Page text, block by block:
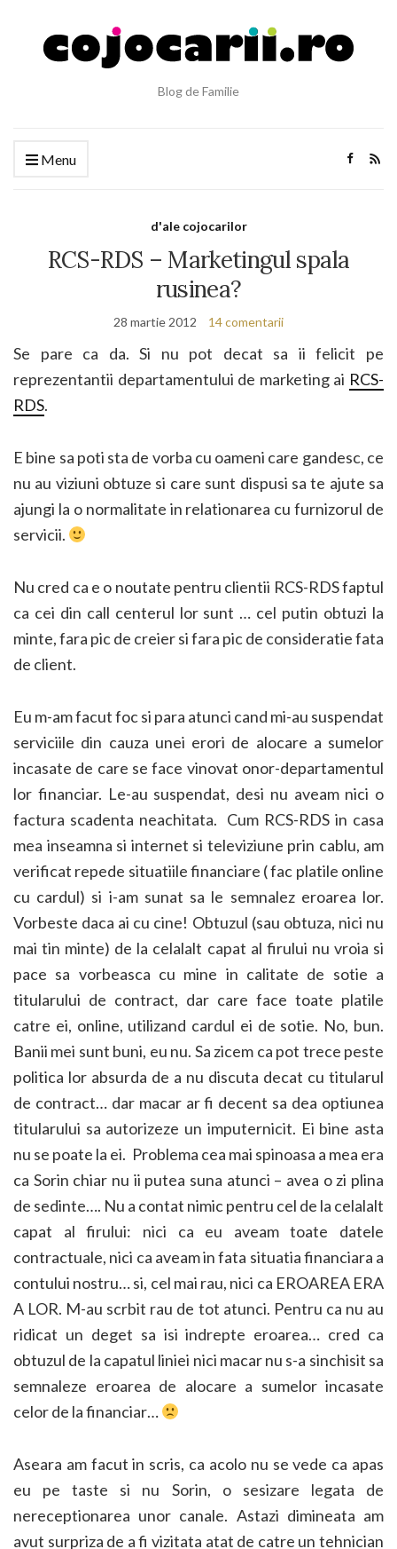
Blog de Familie
Menu
d'ale cojocarilor
RCS-RDS – Marketingul spala
rusinea?
28 martie 2012 14 comentarii
Se pare ca da. Si nu pot decat sa ii felicit pe
reprezentantii departamentului de marketing ai RCS-
RDS.
E bine sa poti sta de vorba cu oameni care gandesc, ce
nu au viziuni obtuze si care sunt dispusi sa te ajute sa
ajungi la o normalitate in relationarea cu furnizorul de
servicii.
Nu cred ca e o noutate pentru clientii RCS-RDS faptul
ca cei din call centerul lor sunt … cel putin obtuzi la
minte, fara pic de creier si fara pic de consideratie fata
de client.
Eu m-am facut foc si para atunci cand mi-au suspendat
serviciile din cauza unei erori de alocare a sumelor
incasate de care se face vinovat onor-departamentul
lor financiar. Le-au suspendat, desi nu aveam nici o
factura scadenta neachitata. Cum RCS-RDS in casa
mea inseamna si internet si televiziune prin cablu, am
verificat repede situatiile financiare ( fac platile online
cu cardul) si i-am sunat sa le semnalez eroarea lor.
Vorbeste daca ai cu cine! Obtuzul (sau obtuza, nici nu
mai tin minte) de la celalalt capat al firului nu vroia si
pace sa vorbeasca cu mine in calitate de sotie a
titularului de contract, dar care face toate platile
catre ei, online, utilizand cardul ei de sotie. No, bun.
Banii mei sunt buni, eu nu. Sa zicem ca pot trece peste
politica lor absurda de a nu discuta decat cu titularul
de contract… dar macar ar fi decent sa dea optiunea
titularului sa autorizeze un imputernicit. Ei bine asta
nu se poate la ei. Problema cea mai spinoasa a mea era
ca Sorin chiar nu ii putea suna atunci – avea o zi plina
de sedinte…. Nu a contat nimic pentru cel de la celalalt
capat al firului: nici ca eu aveam toate datele
contractuale, nici ca aveam in fata situatia financiara a
contului nostru… si, cel mai rau, nici ca EROAREA ERA
A LOR. M-au scrbit rau de tot atunci. Pentru ca nu au
ridicat un deget sa isi indrepte eroarea… cred ca
obtuzul de la capatul liniei nici macar nu s-a sinchisit sa
semnaleze eroarea de alocare a sumelor incasate
celor de la financiar…
Aseara am facut in scris, ca acolo nu se vede ca apas
eu pe taste si nu Sorin, o sesizare legata de
nereceptionarea unor canale. Astazi dimineata am
avut surpriza de a fi vizitata atat de catre un tehnician